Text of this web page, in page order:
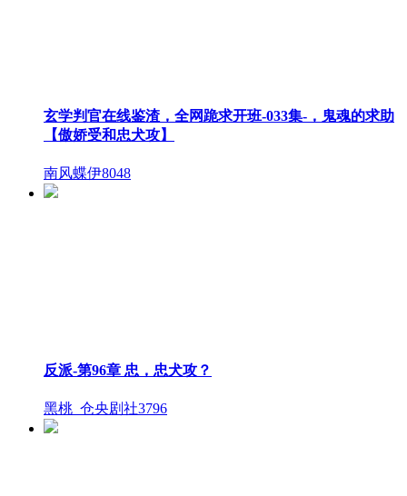
玄学判官在线鉴渣，全网跪求开班-033集-，鬼魂的求助
【傲娇受和忠犬攻】
南风蝶伊8048
反派-第96章 忠，忠犬攻？
黑桃_仓央剧社3796